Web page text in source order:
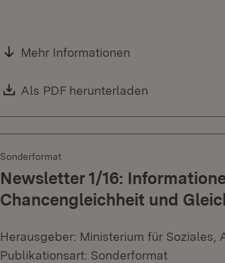
Mehr Informationen
Download:
Als PDF herunterladen
Sonderformat
Newsletter 1/16:
Chancengleichheit und
Herausgeber: Ministerium für Soziales,
Publikationsart: Sonderformat